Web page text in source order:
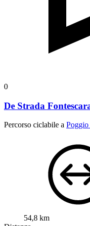
0
De Strada
Percorso ciclabile a Poggio
54,8 km